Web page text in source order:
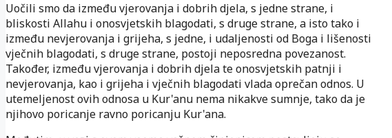
Uočili smo da između vjerovanja i dobrih djela, s jedne strane, i
bliskosti Allahu i onosvjetskih blagodati, s druge strane, a isto tako i
između nevjerovanja i grijeha, s jedne, i udaljenosti od Boga i lišenosti
vječnih blagodati, s druge strane, postoji neposredna povezanost.
Također, između vjerovanja i dobrih djela te onosvjetskih patnji i
nevjerovanja, kao i grijeha i vječnih blagodati vlada oprečan odnos. U
utemeljenost ovih odnosa u Kur'anu nema nikakve sumnje, tako da je
njihovo poricanje ravno poricanju Kur'ana.